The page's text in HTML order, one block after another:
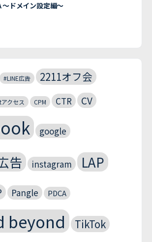
ドメイン設定編〜
#LINE広告 2211オフ会
クセス CPM CTR CV
google
告 instagram LAP
Pangle PDCA
beyond TikTok